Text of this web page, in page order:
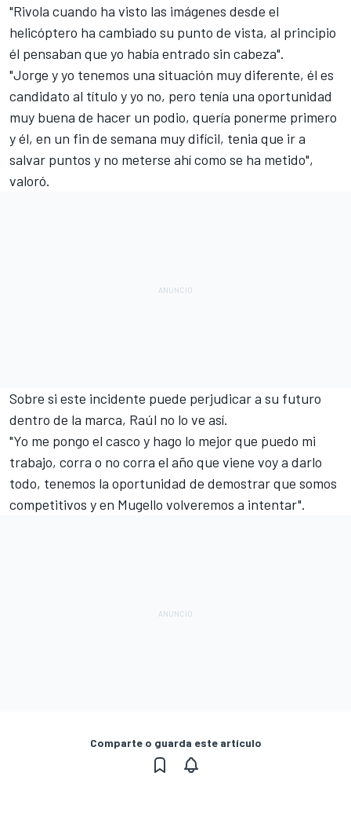
"Rivola cuando ha visto las imágenes desde el
helicóptero ha cambiado su punto de vista, al principio
él pensaban que yo había entrado sin cabeza".
"Jorge y yo tenemos una situación muy diferente, él es
candidato al título y yo no, pero tenía una oportunidad
muy buena de hacer un podio, quería ponerme primero
y él, en un fin de semana muy difícil, tenia que ir a
salvar puntos y no meterse ahí como se ha metido",
valoró.
Sobre si este incidente puede perjudicar a su futuro
dentro de la marca, Raúl no lo ve así.
"Yo me pongo el casco y hago lo mejor que puedo mi
trabajo, corra o no corra el año que viene voy a darlo
todo, tenemos la oportunidad de demostrar que somos
competitivos y en Mugello volveremos a intentar".
Comparte o guarda este artículo